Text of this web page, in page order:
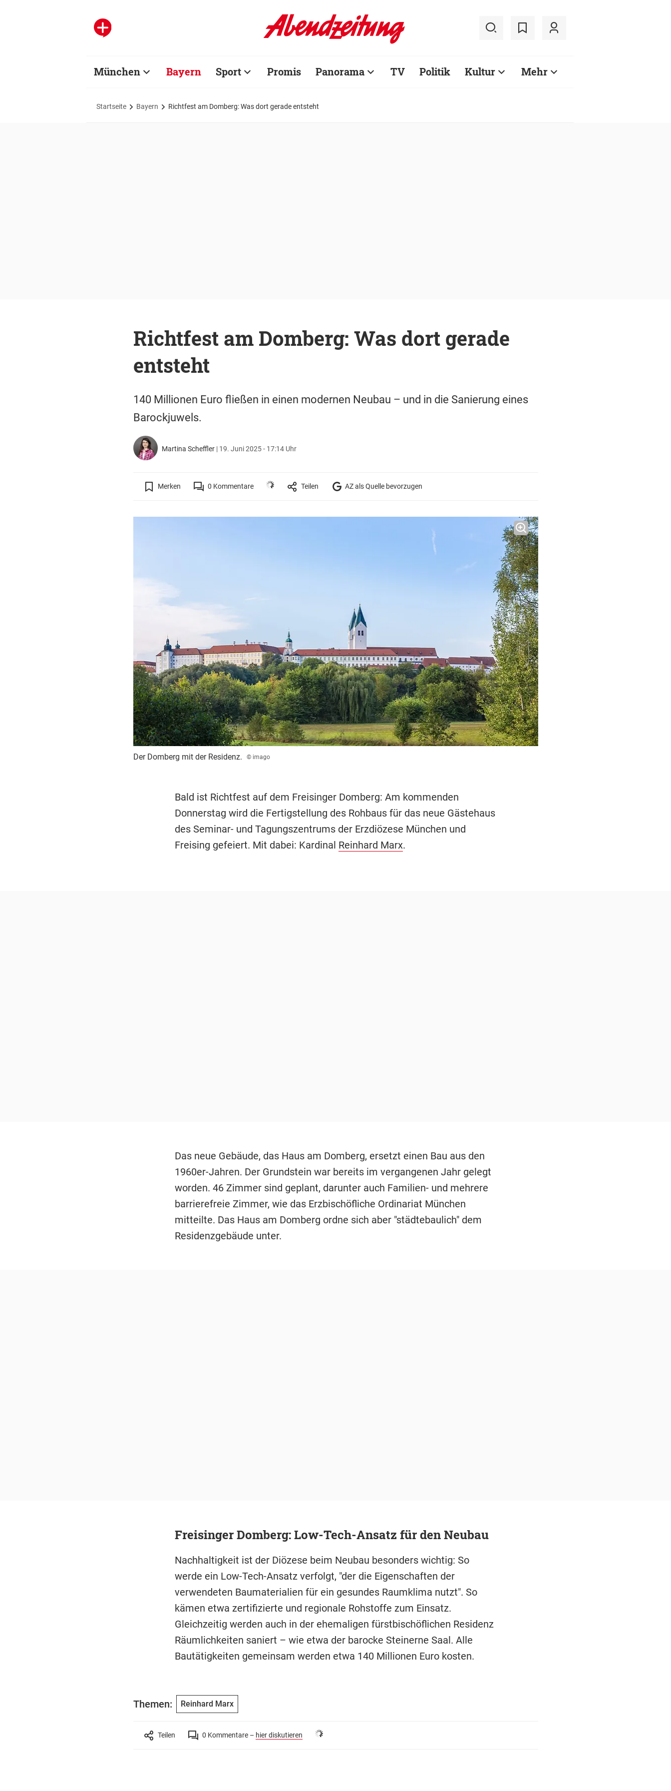
München Bayern Sport Promis Panorama TV Politik Kultur Mehr
Startseite Bayern Richtfest am Domberg: Was dort gerade entsteht
Richtfest am Domberg: Was dort gerade
entsteht
140 Millionen Euro fließen in einen modernen Neubau – und in die Sanierung eines
Barockjuwels.
Martina Scheffler | 19. Juni 2025 - 17:14 Uhr
Merken 0 Kommentare Teilen AZ als Quelle bevorzugen
Der Domberg mit der Residenz. © imago
Bald ist Richtfest auf dem Freisinger Domberg: Am kommenden
Donnerstag wird die Fertigstellung des Rohbaus für das neue Gästehaus
des Seminar- und Tagungszentrums der Erzdiözese München und
Freising gefeiert. Mit dabei: Kardinal Reinhard Marx.
Das neue Gebäude, das Haus am Domberg, ersetzt einen Bau aus den
1960er-Jahren. Der Grundstein war bereits im vergangenen Jahr gelegt
worden. 46 Zimmer sind geplant, darunter auch Familien- und mehrere
barrierefreie Zimmer, wie das Erzbischöfliche Ordinariat München
mitteilte. Das Haus am Domberg ordne sich aber "städtebaulich" dem
Residenzgebäude unter.
Freisinger Domberg: Low-Tech-Ansatz für den Neubau
Nachhaltigkeit ist der Diözese beim Neubau besonders wichtig: So
werde ein Low-Tech-Ansatz verfolgt, "der die Eigenschaften der
verwendeten Baumaterialien für ein gesundes Raumklima nutzt". So
kämen etwa zertifizierte und regionale Rohstoffe zum Einsatz.
Gleichzeitig werden auch in der ehemaligen fürstbischöflichen Residenz
Räumlichkeiten saniert – wie etwa der barocke Steinerne Saal. Alle
Bautätigkeiten gemeinsam werden etwa 140 Millionen Euro kosten.
Themen: Reinhard Marx
Teilen 0 Kommentare – hier diskutieren